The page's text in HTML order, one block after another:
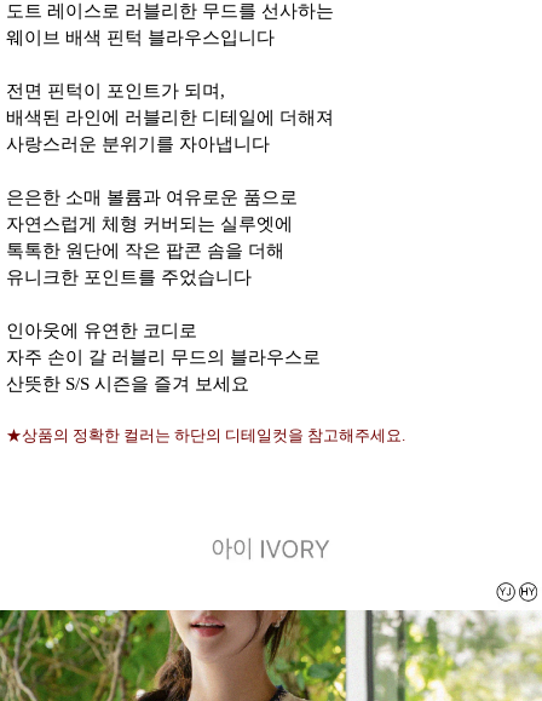
도트 레이스로 러블리한 무드를 선사하는
웨이브 배색 핀턱 블라우스입니다
전면 핀턱이 포인트가 되며,
배색된 라인에 러블리한 디테일에 더해져
사랑스러운 분위기를 자아냅니다
은은한 소매 볼륨과 여유로운 품으로
자연스럽게 체형 커버되는 실루엣에
톡톡한 원단에 작은 팝콘 솜을 더해
유니크한 포인트를 주었습니다
인아웃에 유연한 코디로
자주 손이 갈 러블리 무드의 블라우스로
산뜻한 S/S 시즌을 즐겨 보세요
★상품의 정확한 컬러는 하단의 디테일컷을 참고해주세요.